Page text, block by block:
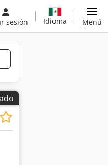
sesión Idioma Menú